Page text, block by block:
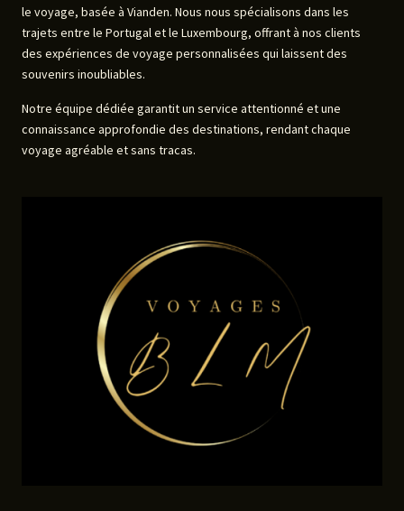
le voyage, basée à Vianden. Nous nous spécialisons dans les
trajets entre le Portugal et le Luxembourg, offrant à nos clients
des expériences de voyage personnalisées qui laissent des
souvenirs inoubliables.
Notre équipe dédiée garantit un service attentionné et une
connaissance approfondie des destinations, rendant chaque
voyage agréable et sans tracas.